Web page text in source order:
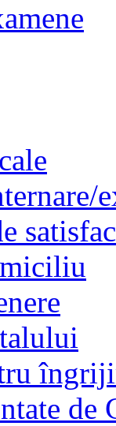
de